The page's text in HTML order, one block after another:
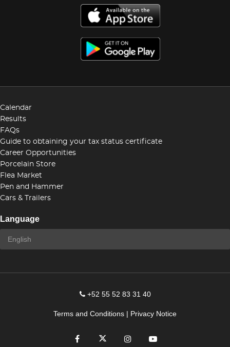
Calendar
Results
FAQs
Guide to obtaining your tax status certificate
Career Opportunities
Porcelain Store
Flea Market
Pen and Hammer
Cars & Trailers
Language
+52 55 52 83 31 40
Terms and Conditions | Privacy Notice